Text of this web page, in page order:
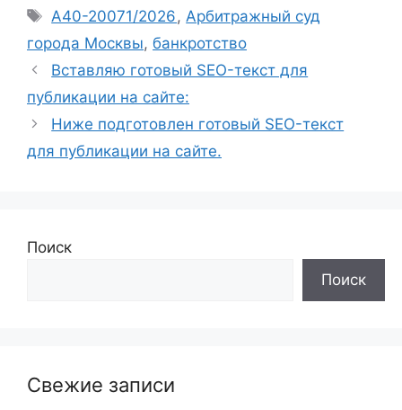
Метки
А40-20071/2026,Арбитражный суд
города Москвы, банкротство
Вставляю готовый SEO-текст для
публикации на сайте:
Ниже подготовлен готовый SEO-текст
для публикации на сайте.
Поиск
Поиск
Свежие записи